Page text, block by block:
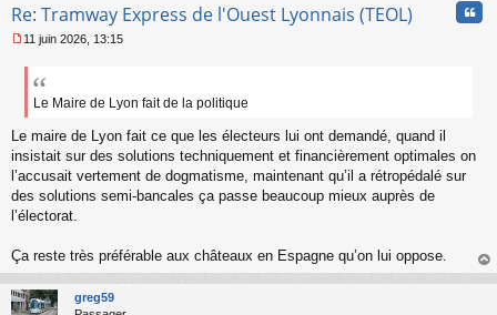
o
l
Re: Tramway Express de l'Ouest Lyonnais (TEOL)
e
a
g
e
o
n
l
11 juin 2026, 13:15
Le Maire de Lyon fait de la politique
Le maire de Lyon fait ce que les électeurs lui ont demandé, quand il
insistait sur des solutions techniquement et financièrement optimales on
l’accusait vertement de dogmatisme, maintenant qu’il a rétropédalé sur
des solutions semi-bancales ça passe beaucoup mieux auprès de
l’électorat.
Ça reste très préférable aux châteaux en Espagne qu’on lui oppose.
au
greg59